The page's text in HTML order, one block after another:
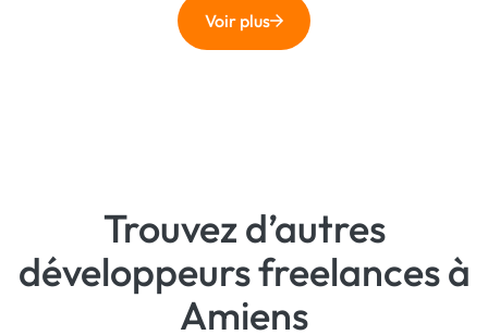
Voir plus
Trouvez d’autres
développeurs freelances à
Amiens